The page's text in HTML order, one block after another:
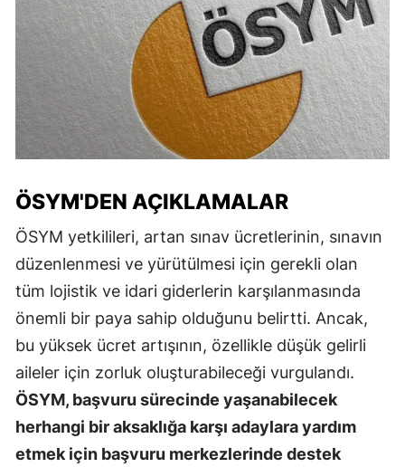
ÖSYM'DEN AÇIKLAMALAR
ÖSYM yetkilileri, artan sınav ücretlerinin, sınavın
düzenlenmesi ve yürütülmesi için gerekli olan
tüm lojistik ve idari giderlerin karşılanmasında
önemli bir paya sahip olduğunu belirtti. Ancak,
bu yüksek ücret artışının, özellikle düşük gelirli
aileler için zorluk oluşturabileceği vurgulandı.
ÖSYM, başvuru sürecinde yaşanabilecek
herhangi bir aksaklığa karşı adaylara yardım
etmek için başvuru merkezlerinde destek